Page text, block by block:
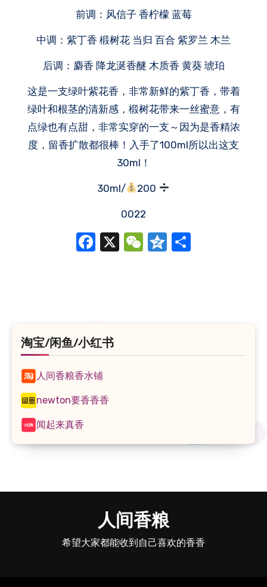
前调：风信子 香柠檬 蓝莓
中调：紫丁香 椴树花 当归 百合 紫罗兰 木兰
后调：麝香 降龙涎香醚 木质香 黄葵 琥珀
这是一支绿叶紫花香，非常新鲜的紫丁香，带着
绿叶和根茎的清新感，椴树花带来一丝蜜意，有
点绿也有点甜，非常实穿的一支～因为是香精浓
度，留香扩散都很棒！入手了100ml所以出这支
30ml！
30ml/ 200
0022
Facebook
X WeChat
Qzone
淘宝/闲鱼/小红书
人间香粮香水铺
newton要香香香
闻起来真香
人间香粮
希望大家都能收到自己喜欢的香香